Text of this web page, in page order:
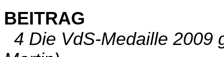
BEITRAG
4 Die VdS-Medaille 2009